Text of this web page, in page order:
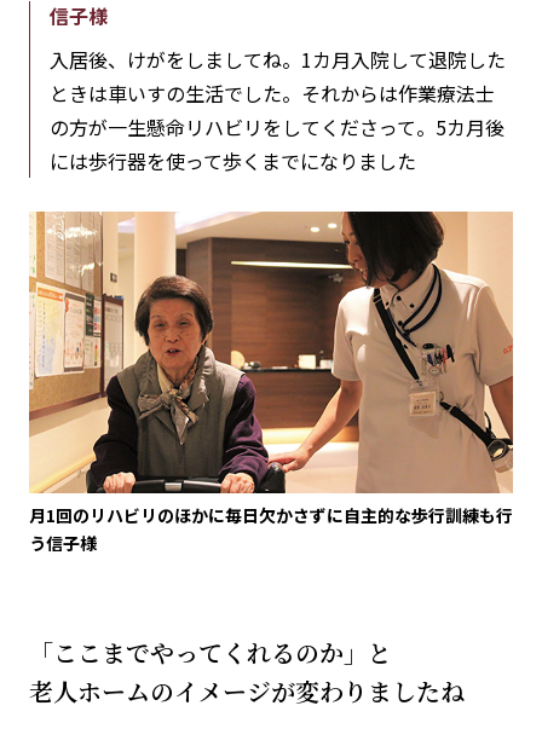
信子様
入居後、けがをしましてね。1カ月入院して退院した
ときは車いすの生活でした。それからは作業療法士
の方が一生懸命リハビリをしてくださって。5カ月後
には歩行器を使って歩くまでになりました
月1回のリハビリのほかに毎日欠かさずに自主的な歩行訓練も行
う信子様
「ここまでやってくれるのか」と
老人ホームのイメージが変わりましたね